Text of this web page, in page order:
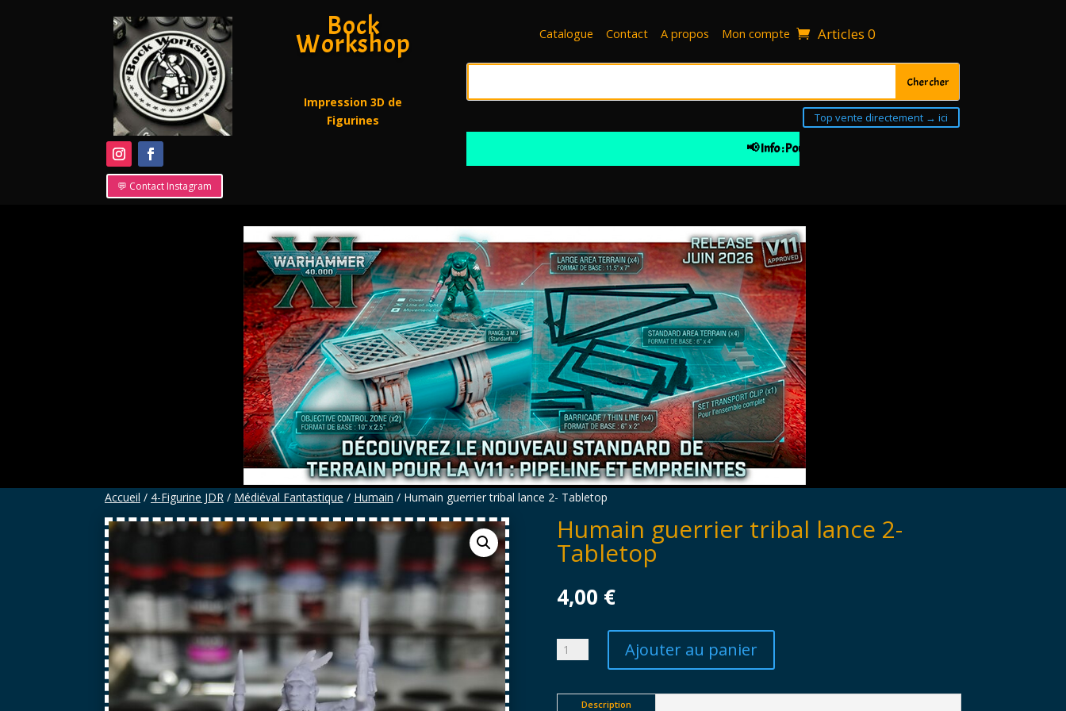
💬 Contact Instagram
Bock
Workshop
Impression 3D de
Figurines
Catalogue Contact A propos Mon compte Articles 0
Top vente directement → ici
📢 Info : Pour votre 1ière commande 10% de remise à partir de 30€
Accueil / 4-Figurine JDR / Médiéval Fantastique / Humain / Humain guerrier tribal lance 2- Tabletop
Humain guerrier tribal lance 2-
Tabletop
4,00 €
quantité
guerrier
Ajouter au panier
Description